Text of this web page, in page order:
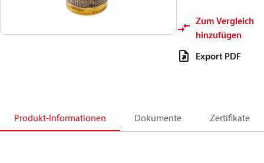
Zum Vergleich
hinzufügen
Export PDF
Produkt-Informationen Dokumente Zertifikate